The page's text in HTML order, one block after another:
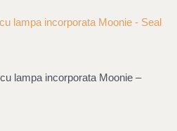
lampa incorporata Moonie –